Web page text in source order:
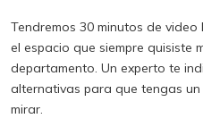
Tendremos 30 minutos de
el espacio que siempre quisiste
departamento. Un experto te
alternativas para que tengas
mirar.